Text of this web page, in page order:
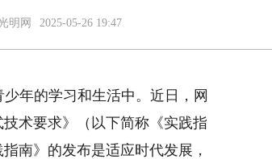
明网 2025-05-26 19:47
年的学习和生活中。近日，网
术要求》（以下简称《实践指
南》的发布是适应时代发展，